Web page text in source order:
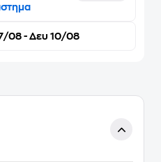
08 - Δευ 10/08